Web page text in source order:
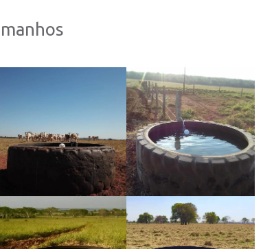
Rubber
Tank
Bebedour
maior
Rubber
Tank
Bebedour
Gigantes
Ver
maior